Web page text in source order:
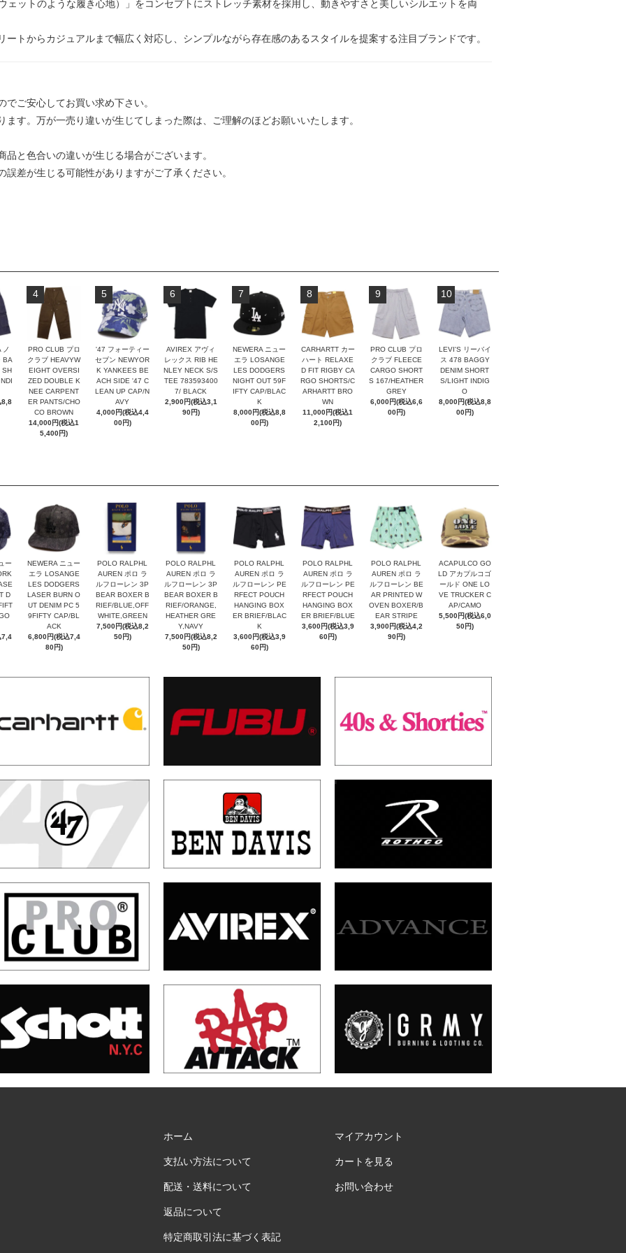
ットのような履き心地）」をコンセプトにストレッチ素材を採用し、動きやすさと美しいシルエットを両
トからカジュアルまで幅広く対応し、シンプルながら存在感のあるスタイルを提案する注目ブランドです。
ご安心してお買い求め下さい。
す。万が一売り違いが生じてしまった際は、ご理解のほどお願いいたします。
と色合いの違いが生じる場合がございます。
差が生じる可能性がありますがご了承ください。
ノ
BA
SH
8,8
4
PRO CLUB プロ
クラブ HEAVYW
EIGHT OVERSI
ZED DOUBLE K
NEE CARPENT
ER PANTS/CHO
CO BROWN
14,000円(税込1
5,400円)
5
'47 フォーティー
セブン NEWYOR
K YANKEES BE
ACH SIDE '47 C
LEAN UP CAP/N
AVY
4,000円(税込4,4
00円)
6
AVIREX アヴィ
レックス RIB HE
NLEY NECK S/S
TEE 783593400
7/ BLACK
2,900円(税込3,1
90円)
7
NEWERA ニュー
エラ LOSANGE
LES DODGERS
NIGHT OUT 59F
IFTY CAP/BLAC
K
8,000円(税込8,8
00円)
8
CARHARTT カー
ハート RELAXE
D FIT RIGBY CA
RGO SHORTS/C
ARHARTT BRO
WN
11,000円(税込1
2,100円)
9
PRO CLUB プロ
クラブ FLEECE
CARGO SHORT
S 167/HEATHER
GREY
6,000円(税込6,6
00円)
10
LEVI'S リーバイ
ス 478 BAGGY
DENIM SHORT
S/LIGHT INDIG
O
8,000円(税込8,8
00円)
ー
D
7,4
NEWERA ニュー
エラ LOSANGE
LES DODGERS
LASER BURN O
UT DENIM PC 5
9FIFTY CAP/BL
ACK
6,800円(税込7,4
80円)
POLO RALPHL
AUREN ポロ ラ
ルフローレン 3P
BEAR BOXER B
RIEF/BLUE,OFF
WHITE,GREEN
7,500円(税込8,2
50円)
POLO RALPHL
AUREN ポロ ラ
ルフローレン 3P
BEAR BOXER B
RIEF/ORANGE,
HEATHER GRE
Y,NAVY
7,500円(税込8,2
50円)
POLO RALPHL
AUREN ポロ ラ
ルフローレン PE
RFECT POUCH
HANGING BOX
ER BRIEF/BLAC
K
3,600円(税込3,9
60円)
POLO RALPHL
AUREN ポロ ラ
ルフローレン PE
RFECT POUCH
HANGING BOX
ER BRIEF/BLUE
3,600円(税込3,9
60円)
POLO RALPHL
AUREN ポロ ラ
ルフローレン BE
AR PRINTED W
OVEN BOXER/B
EAR STRIPE
3,900円(税込4,2
90円)
ACAPULCO GO
LD アカプルコゴ
ールド ONE LO
VE TRUCKER C
AP/CAMO
5,500円(税込6,0
50円)
ホーム
支払い方法について
配送・送料について
返品について
特定商取引法に基づく表記
マイアカウント
カートを見る
お問い合わせ